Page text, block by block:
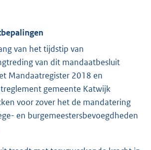
van het tijdstip van
van dit mandaatbesluit
Mandaatregister 2018 en
gemeente Katwijk
voor zover het de mandatering
en burgemeestersbevoegdheden